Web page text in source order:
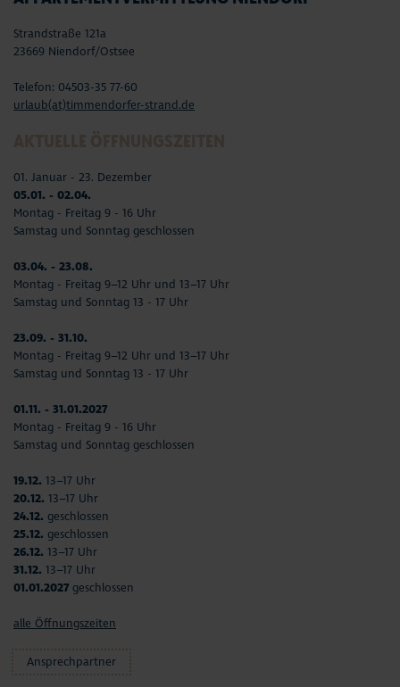
Strandstraße 121a
23669 Niendorf/Ostsee
Telefon: 04503-35 77-60
urlaub(at)timmendorfer-strand.de
01. Januar - 23. Dezember
05.01. - 02.04.
Montag - Freitag 9 - 16 Uhr
Samstag und Sonntag geschlossen
03.04. - 23.08.
Montag - Freitag 9–12 Uhr und 13–17 Uhr
Samstag und Sonntag 13 - 17 Uhr
23.09. - 31.10.
Montag - Freitag 9–12 Uhr und 13–17 Uhr
Samstag und Sonntag 13 - 17 Uhr
01.11. - 31.01.2027
Montag - Freitag 9 - 16 Uhr
Samstag und Sonntag geschlossen
19.12. 13–17 Uhr
20.12. 13–17 Uhr
24.12. geschlossen
25.12. geschlossen
26.12. 13–17 Uhr
31.12. 13–17 Uhr
01.01.2027 geschlossen
alle Öffnungszeiten
Ansprechpartner